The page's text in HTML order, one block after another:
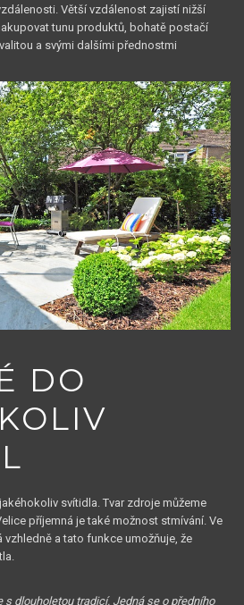
Větší vzdálenost zajistí nižší
tunu produktů, bohatě postačí
a svými dalšími přednostmi
DO
svítidla. Tvar zdroje můžeme
příjemná je také možnost stmívání. Ve
a tato funkce umožňuje, že
s dlouholetou tradicí. Jedná se o předního